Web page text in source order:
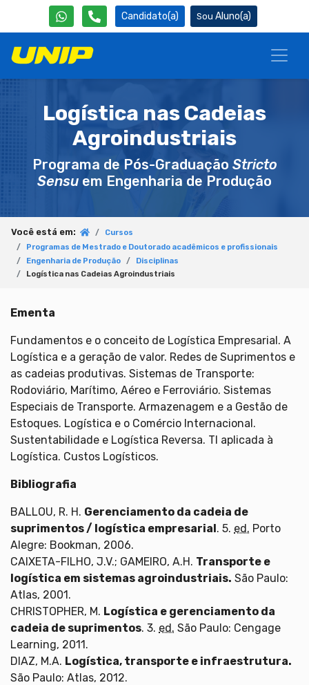
Candidato(a) Aluno(a)
Logística nas Cadeias
Agroindustriais
Programa de Pós-Graduação Stricto
Sensu em Engenharia de Produção
Você está em:
Cursos
Programas de Mestrado e Doutorado acadêmicos e profissionais
Engenharia de Produção
Disciplinas
Logística nas Cadeias Agroindustriais
Ementa
Fundamentos e o conceito de Logística Empresarial. A
Logística e a geração de valor. Redes de Suprimentos e
as cadeias produtivas. Sistemas de Transporte:
Rodoviário, Marítimo, Aéreo e Ferroviário. Sistemas
Especiais de Transporte. Armazenagem e a Gestão de
Estoques. Logística e o Comércio Internacional.
Sustentabilidade e Logística Reversa. TI aplicada à
Logística. Custos Logísticos.
Bibliografia
BALLOU, R. H. Gerenciamento da cadeia de
suprimentos / logística empresarial. 5. ed. Porto
Alegre: Bookman, 2006.
CAIXETA-FILHO, J.V.; GAMEIRO, A.H. Transporte e
logística em sistemas agroindustriais. São Paulo:
Atlas, 2001.
CHRISTOPHER, M. Logística e gerenciamento da
cadeia de suprimentos. 3. ed. São Paulo: Cengage
Learning, 2011.
DIAZ, M.A. Logística, transporte e infraestrutura.
São Paulo: Atlas, 2012.